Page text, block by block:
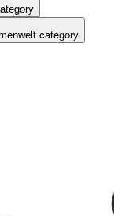
category